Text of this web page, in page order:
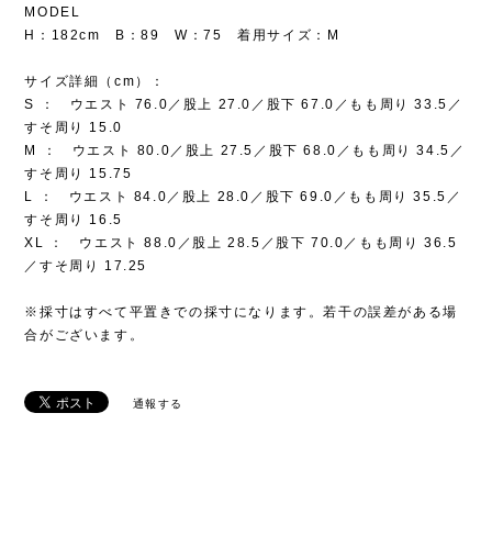
MODEL
H：182cm B：89 W：75 着用サイズ：M
サイズ詳細（cm）：
S ： ウエスト 76.0／股上 27.0／股下 67.0／もも周り 33.5／
すそ周り 15.0
M ： ウエスト 80.0／股上 27.5／股下 68.0／もも周り 34.5／
すそ周り 15.75
L ： ウエスト 84.0／股上 28.0／股下 69.0／もも周り 35.5／
すそ周り 16.5
XL ： ウエスト 88.0／股上 28.5／股下 70.0／もも周り 36.5
／すそ周り 17.25
※採寸はすべて平置きでの採寸になります。若干の誤差がある場
合がございます。
通報する